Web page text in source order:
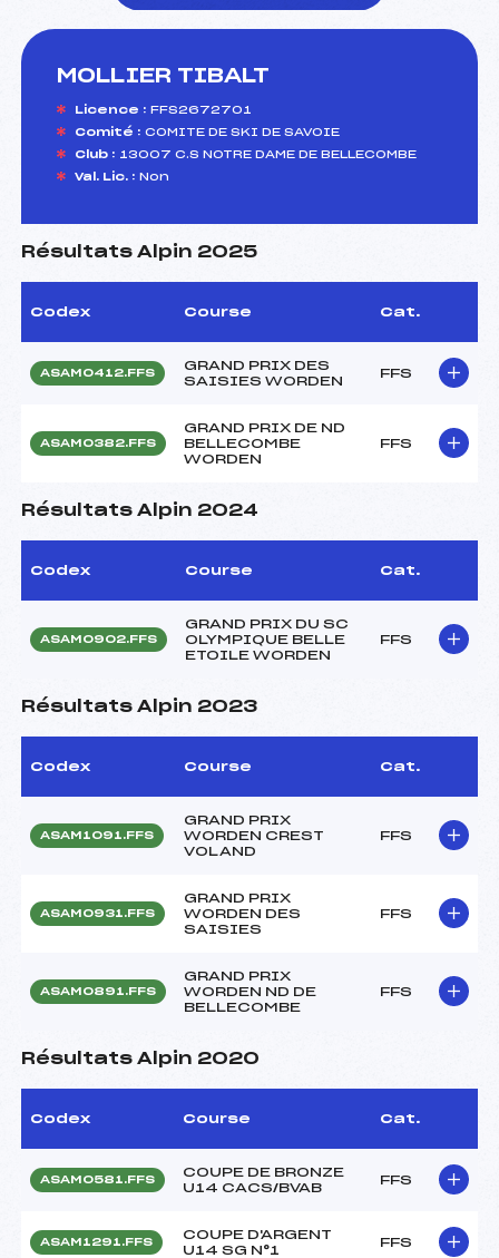
MOLLIER TIBALT
Licence : FFS2672701
Comité : COMITE DE SKI DE SAVOIE
Club : 13007 C.S NOTRE DAME DE BELLECOMBE
Val. Lic. : Non
Résultats Alpin 2025
Codex Course Cat.
ASAM0412.FFS
GRAND PRIX DES
SAISIES WORDEN
FFS
ASAM0382.FFS
GRAND PRIX DE ND
BELLECOMBE
WORDEN
FFS
Résultats Alpin 2024
Codex Course Cat.
ASAM0902.FFS
GRAND PRIX DU SC
OLYMPIQUE BELLE
ETOILE WORDEN
FFS
Résultats Alpin 2023
Codex Course Cat.
ASAM1091.FFS
GRAND PRIX
WORDEN CREST
VOLAND
FFS
ASAM0931.FFS
GRAND PRIX
WORDEN DES
SAISIES
FFS
ASAM0891.FFS
GRAND PRIX
WORDEN ND DE
BELLECOMBE
FFS
Résultats Alpin 2020
Codex Course Cat.
ASAM0581.FFS
COUPE DE BRONZE
U14 CACS/BVAB
FFS
ASAM1291.FFS
COUPE D'ARGENT
U14 SG N°1
FFS